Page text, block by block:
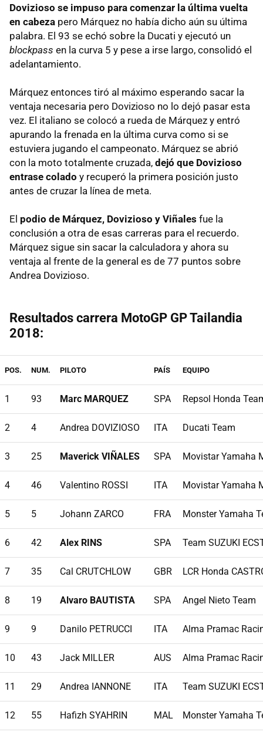
Dovizioso se impuso para comenzar la última vuelta
en cabeza pero Márquez no había dicho aún su última
palabra. El 93 se echó sobre la Ducati y ejecutó un
blockpass en la curva 5 y pese a irse largo, consolidó el
adelantamiento.
Márquez entonces tiró al máximo esperando sacar la
ventaja necesaria pero Dovizioso no lo dejó pasar esta
vez. El italiano se colocó a rueda de Márquez y entró
apurando la frenada en la última curva como si se
estuviera jugando el campeonato. Márquez se abrió
con la moto totalmente cruzada, dejó que Dovizioso
entrase colado y recuperó la primera posición justo
antes de cruzar la línea de meta.
El podio de Márquez, Dovizioso y Viñales fue la
conclusión a otra de esas carreras para el recuerdo.
Márquez sigue sin sacar la calculadora y ahora su
ventaja al frente de la general es de 77 puntos sobre
Andrea Dovizioso.
Resultados carrera MotoGP GP Tailandia
2018:
POS. NUM. PILOTO PAÍS EQUIPO
1 93 Marc MARQUEZ SPA Repsol Honda
2 4 Andrea DOVIZIOSO ITA Ducati Team
3 25 Maverick VIÑALES SPA Movistar Yamaha
4 46 Valentino ROSSI ITA Movistar Yamaha
5 5 Johann ZARCO FRA Monster Yamaha
6 42 Alex RINS SPA Team SUZUKI
7 35 Cal CRUTCHLOW GBR LCR Honda
8 19 Alvaro BAUTISTA SPA Angel Nieto Team
9 9 Danilo PETRUCCI ITA Alma Pramac
10 43 Jack MILLER AUS Alma Pramac
11 29 Andrea IANNONE ITA Team SUZUKI
12 55 Hafizh SYAHRIN MAL Monster Yamaha